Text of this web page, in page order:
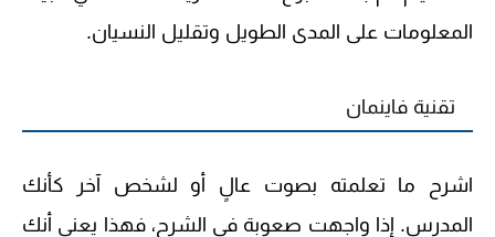
المعلومات على المدى الطويل وتقليل النسيان.
تقنية فاينمان
اشرح ما تعلمته بصوت عالٍ أو لشخص آخر كأنك
المدرس. إذا واجهت صعوبة في الشرح، فهذا يعني أنك